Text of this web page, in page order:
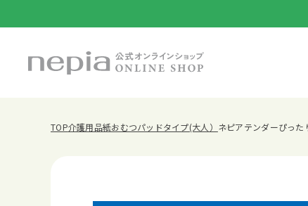
TOP介護用品紙おむつパッドタイプ(大人） ネピアテンダーぴった